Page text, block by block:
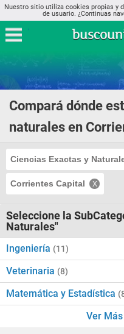
Nuestro sitio utiliza cookies propias y
de usuario. ¿Continuas
Compará dónde
naturales en
Ciencias Exactas y
Corrientes Capital
Seleccione la
Naturales"
Ingeniería (11)
Veterinaria (8)
Matemática y Estadística
Ver Más